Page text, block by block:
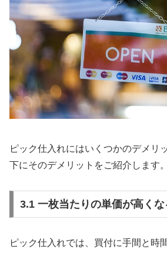
ピック仕入れにはいくつかのデメリ
下にそのデメリットをご紹介します。
3.1 一枚当たりの単価が高くな
ピック仕入れでは、買付に手間と時